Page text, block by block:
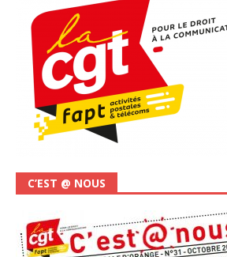
C’EST @ NOUS